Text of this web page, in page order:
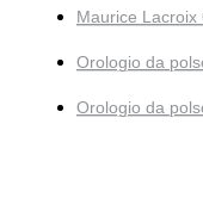
Maurice Lacroix
Orologio da
Orologio da